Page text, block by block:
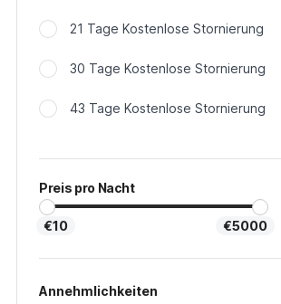
21 Tage Kostenlose Stornierung
30 Tage Kostenlose Stornierung
43 Tage Kostenlose Stornierung
Preis pro Nacht
€10 €5000
Annehmlichkeiten